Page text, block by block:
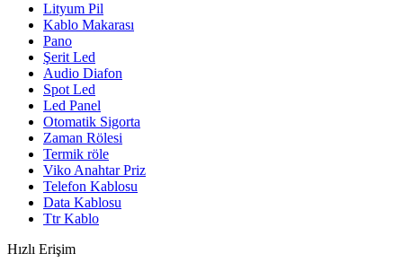
Lityum Pil
Kablo Makarası
Pano
Şerit Led
Audio Diafon
Spot Led
Led Panel
Otomatik Sigorta
Zaman Rölesi
Termik röle
Viko Anahtar Priz
Telefon Kablosu
Data Kablosu
Ttr Kablo
Hızlı Erişim